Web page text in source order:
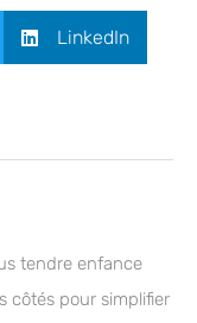
LinkedIn
tendre enfance
côtés pour simplifier